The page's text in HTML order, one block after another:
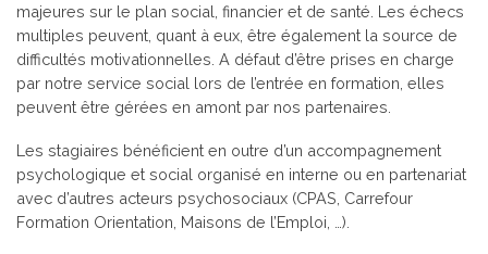
majeures sur le plan social, financier et de santé. Les échecs
multiples peuvent, quant à eux, être également la source de
difficultés motivationnelles. A défaut d’être prises en charge
par notre service social lors de l’entrée en formation, elles
peuvent être gérées en amont par nos partenaires.
Les stagiaires bénéficient en outre d’un accompagnement
psychologique et social organisé en interne ou en partenariat
avec d’autres acteurs psychosociaux (CPAS, Carrefour
Formation Orientation, Maisons de l’Emploi, …).